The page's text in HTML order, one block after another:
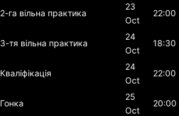
2-га вільна практика
23
Oct
22:00
3-тя вільна практика
24
Oct
18:30
Кваліфікація
24
Oct
22:00
Гонка
25
Oct
20:00